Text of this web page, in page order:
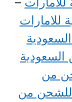
للامارات
من
للشحن من